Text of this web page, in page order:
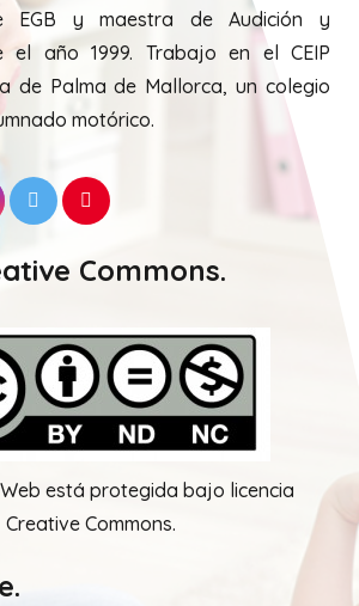
EGB y maestra de Audición y
el año 1999. Trabajo en el CEIP
de Palma de Mallorca, un colegio
motórico.
Commons.
está protegida bajo licencia
Creative Commons.